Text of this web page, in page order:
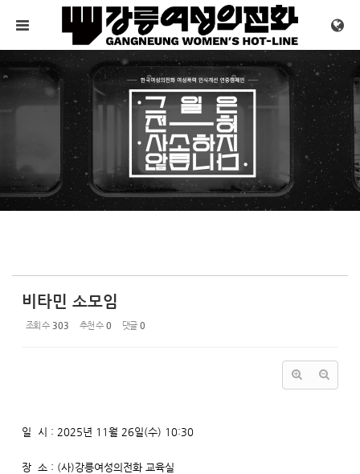
메뉴 건너뛰기
비타민 소모임
조회 수 303 추천 수 0 댓글 0
일 시 : 2025년 11월 26일(수) 10:30
장 소 : (사)강릉여성의전화 교육실